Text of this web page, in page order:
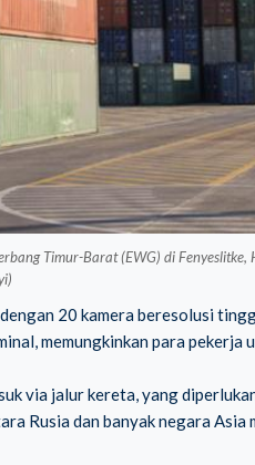
Timur-Barat (EWG) di
20 kamera beresolusi
memungkinkan para pekerja
via jalur kereta, yang
Rusia dan banyak negara Asia